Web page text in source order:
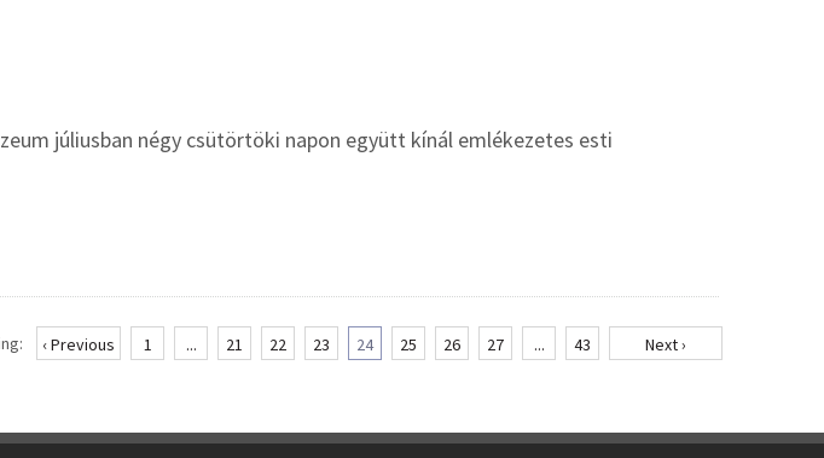
júliusban négy csütörtöki napon együtt kínál emlékezetes esti
‹ Previous 1 ... 21 22 23 24 25 26 27 ... 43 Next ›